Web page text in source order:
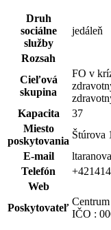
Druh
sociálne
služby
jedáleň
Rozsah
Cieľová
skupina
FO v
Kapacita
37
Miesto
poskytovania
Štúrova
E-mail
Telefón
Web
Poskytovateľ
IČO :